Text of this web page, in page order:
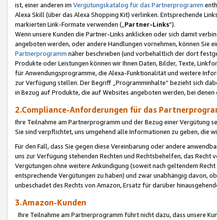
ist, einer anderen im Vergütungskatalog für das Partnerprogramm
Alexa Skill (über das Alexa Shopping Kit) verlinken. Entsprechende
markierten Link-Formate verwenden („ Partner-Links“).
Wenn unsere Kunden die Partner-Links anklicken oder sich damit
angeboten werden, oder andere Handlungen vornehmen, können Sie
Partnerprogramm näher beschrieben (und vorbehaltlich der dort
Produkte oder Leistungen können wir Ihnen Daten, Bilder, Texte,
für Anwendungsprogramme, die Alexa-Funktionalität und weitere
zur Verfügung stellen. Der Begriff „Programminhalte“ bezieht sich
in Bezug auf Produkte, die auf Websites angeboten werden, bei
2.Compliance-Anforderungen für das
Ihre Teilnahme am Partnerprogramm und der Bezug einer Vergütung
Sie sind verpflichtet, uns umgehend alle Informationen zu geben, die
Für den Fall, dass Sie gegen diese Vereinbarung oder andere
uns zur Verfügung stehenden Rechten und Rechtsbehelfen, das
Vergütungen ohne weitere Ankündigung (soweit nach geltendem
entsprechende Vergütungen zu haben) und zwar unabhängig davon,
unbeschadet des Rechts von Amazon, Ersatz für darüber
3.Amazon-Kunden
Ihre Teilnahme am Partnerprogramm führt nicht dazu, dass unsere